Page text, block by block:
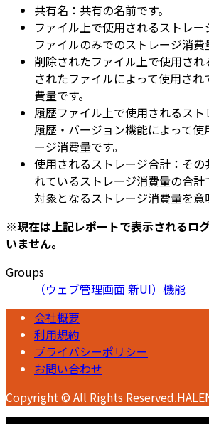
共有名：共有の名前です。
ファイル上で使用されるストレ
ファイルのみでのストレージ消費
削除されたファイル上で使用さ
されたファイルによって使用さ
費量です。
履歴ファイル上で使用されるス
履歴・バージョン機能によって
ージ消費量です。
使用されるストレージ合計：その
れているストレージ消費量の合計
対象となるストレージ消費量を意
※現在は上記レポートで表示されるロ
いません。
Groups
（ウェブ管理画面 新UI）機能
会社概要
利用規約
プライバシーポリシー
お問い合わせ
Copyright © All Rights